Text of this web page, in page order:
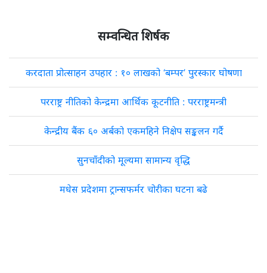
सम्वन्धित शिर्षक
करदाता प्रोत्साहन उपहार : १० लाखको ‘बम्पर’ पुरस्कार घोषणा
परराष्ट्र नीतिको केन्द्रमा आर्थिक कूटनीति : परराष्ट्रमन्त्री
केन्द्रीय बैंक ६० अर्बको एकमहिने निक्षेप सङ्कलन गर्दै
सुनचाँदीको मूल्यमा सामान्य वृद्धि
मधेस प्रदेशमा ट्रान्सफर्मर चोरीका घटना बढे